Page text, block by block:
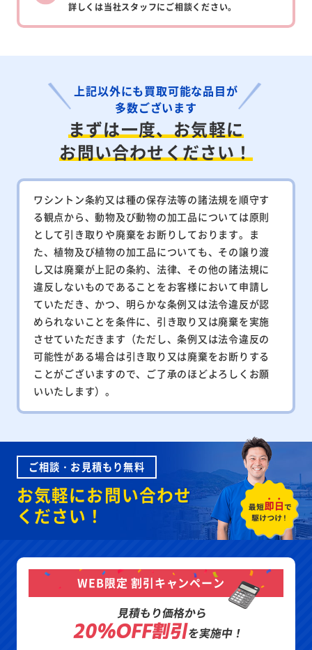
詳しくは当社スタッフにご相談ください。
上記以外にも買取可能な品目が
多数ございます
まずは一度、お気軽に
お問い合わせください！
ワシントン条約又は種の保存法等の諸法規を順守す
る観点から、動物及び動物の加工品については原則
として引き取りや廃棄をお断りしております。ま
た、植物及び植物の加工品についても、その譲り渡
し又は廃棄が上記の条約、法律、その他の諸法規に
違反しないものであることをお客様において申請し
ていただき、かつ、明らかな条例又は法令違反が認
められないことを条件に、引き取り又は廃棄を実施
させていただきます（ただし、条例又は法令違反の
可能性がある場合は引き取り又は廃棄をお断りする
ことがございますので、ご了承のほどよろしくお願
いいたします）。
ご相談・お見積もり無料
お気軽にお問い合わせ
ください！
WEB限定 割引キャンペーン
見積もり価格から
20%OFF割引を実施中！